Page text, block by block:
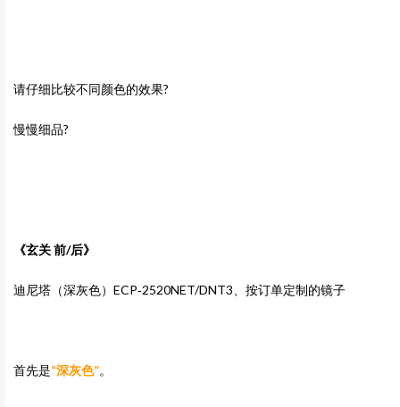
请仔细比较不同颜色的效果?
慢慢细品?
《玄关 前/后》
迪尼塔（深灰色）ECP‐2520NET/DNT3、按订单定制的镜子
首先是“深灰色”。